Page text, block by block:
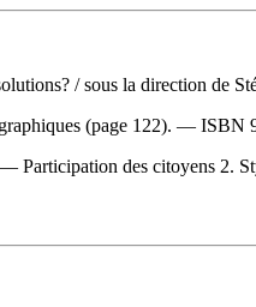
/ sous la direction de
(page 122). — ISBN
des citoyens 2.